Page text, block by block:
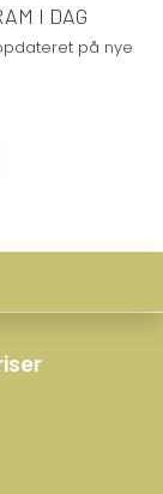
I DAG
på nye